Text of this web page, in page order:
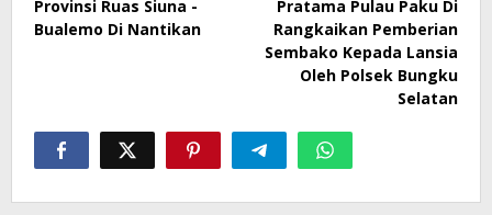
Provinsi Ruas Siuna -
Bualemo Di Nantikan
Pratama Pulau Paku Di
Rangkaikan Pemberian
Sembako Kepada Lansia
Oleh Polsek Bungku
Selatan